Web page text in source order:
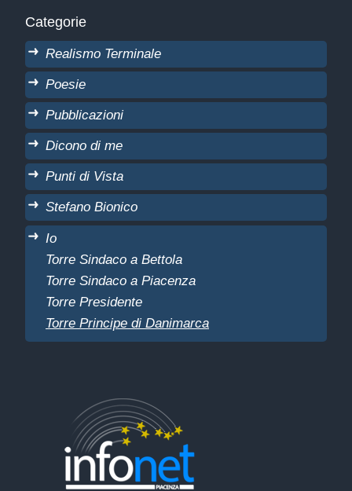
Categorie
Realismo Terminale
Poesie
Pubblicazioni
Dicono di me
Punti di Vista
Stefano Bionico
Io
Torre Sindaco a Bettola
Torre Sindaco a Piacenza
Torre Presidente
Torre Principe di Danimarca